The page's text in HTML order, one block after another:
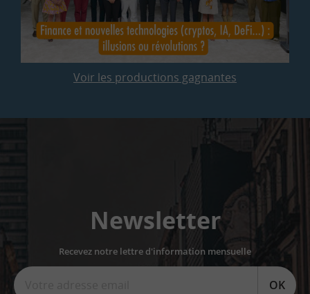
Voir les productions gagnantes
Newsletter
Recevez notre lettre d'information mensuelle
OK